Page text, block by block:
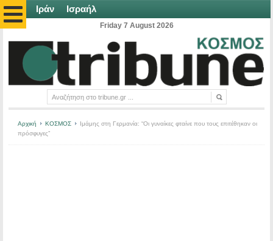
Ιράν Ισραήλ
Friday 7 August 2026
Αρχική ΚΟΣΜΟΣ
Ιμάμης στη Γερμανία: “Οι γυναίκες φταίνε που τους επιτέθηκαν οι
πρόσφυγες”